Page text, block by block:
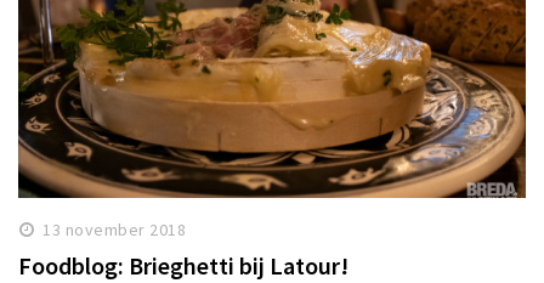
13 november 2018
Foodblog: Brieghetti bij Latour!